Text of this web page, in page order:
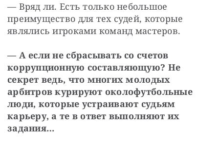
— Вряд ли. Есть только небольшое
преимущество для тех судей, которые
являлись игроками команд мастеров.
— А если не сбрасывать со счетов
коррупционную составляющую? Не
секрет ведь, что многих молодых
арбитров курируют околофутбольные
люди, которые устраивают судьям
карьеру, а те в ответ выполняют их
задания…